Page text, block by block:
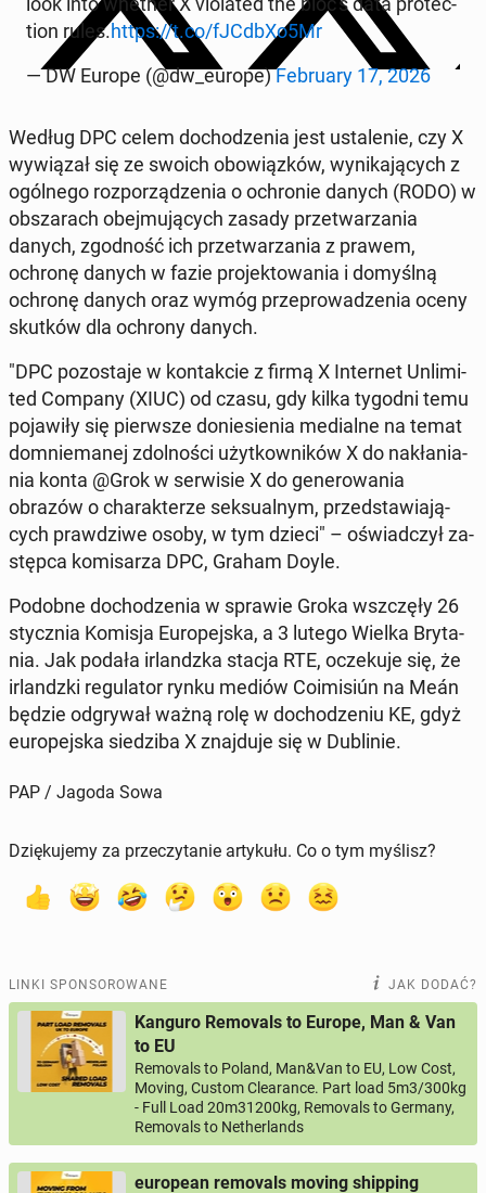
tion rules.https://t.co/fJCdbXo5Mr
— DW Europe (@dw_europe)Fe­bru­ary 17, 2026
Według DPC celem do­cho­dze­nia jest usta­le­nie, czy X
wy­wią­zał się ze swoich obo­wiąz­ków, wy­ni­ka­ją­cych z
ogól­ne­go roz­po­rzą­dze­nia o ochro­nie danych (RODO) w
ob­sza­rach obej­mu­ją­cych zasady prze­twa­rza­nia
danych, zgod­ność ich prze­twa­rza­nia z prawem,
ochronę danych w fazie pro­jek­to­wa­nia i do­myśl­ną
ochronę danych oraz wymóg prze­pro­wa­dze­nia oceny
skutków dla ochrony danych.
"DPC po­zo­sta­je w kon­tak­cie z firmą X In­ter­net Unli­mi­
ted Company (XIUC) od czasu, gdy kilka tygodni temu
po­ja­wi­ły się pierw­sze do­nie­sie­nia me­dial­ne na temat
do­mnie­ma­nej zdol­no­ści użyt­kow­ni­ków X do na­kła­nia­
nia konta @Grok w ser­wi­sie X do ge­ne­ro­wa­nia
obrazów o cha­rak­te­rze sek­su­al­nym, przed­sta­wia­ją­
cych praw­dzi­we osoby, w tym dzieci" – oświad­czył za­
stęp­ca ko­mi­sa­rza DPC, Graham Doyle.
Podobne do­cho­dze­nia w sprawie Groka wsz­czę­ły 26
stycz­nia Komisja Eu­ro­pej­ska, a 3 lutego Wielka Bry­ta­
nia. Jak podała ir­landz­ka stacja RTE, ocze­ku­je się, że
ir­landz­ki re­gu­la­tor rynku mediów Co­imi­si­ún na Meán
będzie od­gry­wał ważną rolę w do­cho­dze­niu KE, gdyż
eu­ro­pej­ska sie­dzi­ba X znaj­du­je się w Du­bli­nie.
PAP / Jagoda Sowa
Dziękujemy za przeczytanie artykułu. Co o tym myślisz?
LINKI SPONSOROWANE JAK DODAĆ?
Kanguro Removals to Europe, Man & Van
to EU
Removals to Poland, Man&Van to EU, Low Cost,
Moving, Custom Clearance. Part load 5m3/300kg
- Full Load 20m31200kg, Removals to Germany,
Removals to Netherlands
european removals moving shipping